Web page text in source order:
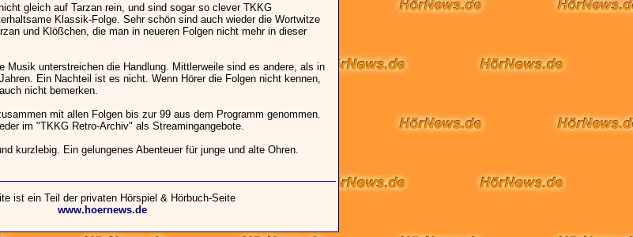
gleich auf Tarzan rein, und sind sogar so clever TKKG
Klassik-Folge. Sehr schön sind auch wieder die Wortwitze
und Klößchen, die man in neueren Folgen nicht mehr in dieser
Musik unterstreichen die Handlung. Mittlerweile sind es andere, als in
Ein Nachteil ist es nicht. Wenn Hörer die Folgen nicht kennen,
nicht bemerken.
mit allen Folgen bis zur 99 aus dem Programm genommen.
im "TKKG Retro-Archiv" als Streamingangebote.
kurzlebig. Ein gelungenes Abenteuer für junge und alte Ohren.
ist ein Teil der privaten Hörspiel & Hörbuch-Seite
www.hoernews.de